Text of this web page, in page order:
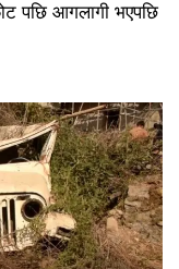
पछि आगलागी भएपछि